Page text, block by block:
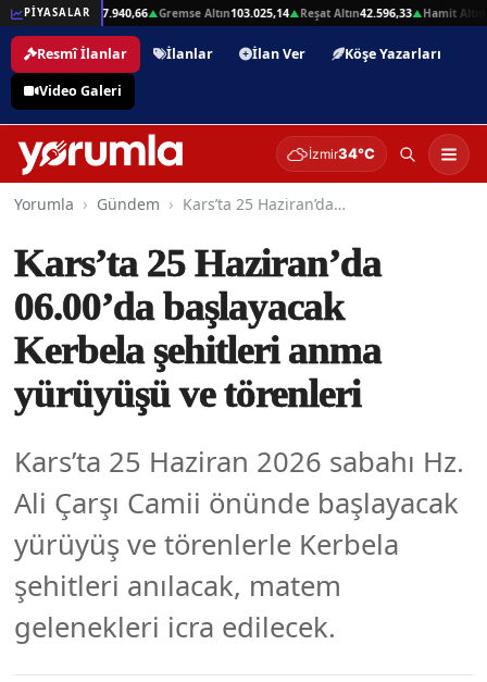
PİYASALAR
▲Beşli Altın207.940,66▲Gremse Altın103.025,14▲Reşat Altın42.596,33▲Hamit Altın
Resmî İlanlar İlanlar İlan Ver
Köşe Yazarları
Video Galeri
İzmir34°C
Yorumla Gündem Kars’ta 25 Haziran’da 06.00’da başlayacak Kerbela şehitleri anma yürüyüşü ve törenleri
Kars’ta 25 Haziran’da
06.00’da başlayacak
Kerbela şehitleri anma
yürüyüşü ve törenleri
Kars’ta 25 Haziran 2026 sabahı Hz.
Ali Çarşı Camii önünde başlayacak
yürüyüş ve törenlerle Kerbela
şehitleri anılacak, matem
gelenekleri icra edilecek.